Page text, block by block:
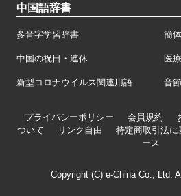
中国語辞書
多音字学習辞書 簡
中国の祝日・連休 医
新型コロナウイルス関連用語 音
プライバシーポリシー 会員規約
ついて
リンク自由 特定商取引法に
ース
Copyright (C) e-China Co., Ltd.